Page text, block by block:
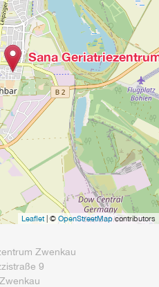
Sana
Leaflet| © OpenStreetMapcontributors
Zwenkau
9